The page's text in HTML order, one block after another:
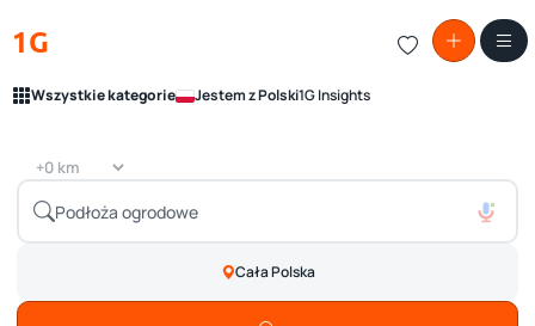
1G
Wszystkie kategorie Jestem z Polski1G Insights
Cała Polska